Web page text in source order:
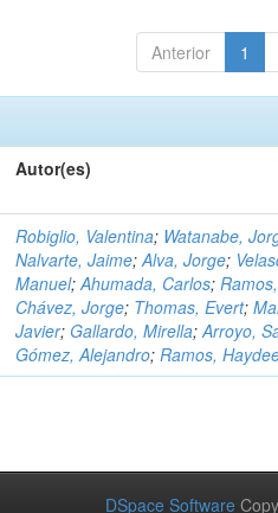
Anterior 1
Autor(es)
Robiglio, Valentina; Watanabe,
Nalvarte, Jaime;Alva, Jorge;
Manuel;Ahumada, Carlos;
Chávez, Jorge; Thomas, Evert;
Javier; Gallardo, Mirella;Arroyo,
Gómez, Alejandro;Ramos,
DSpace Software